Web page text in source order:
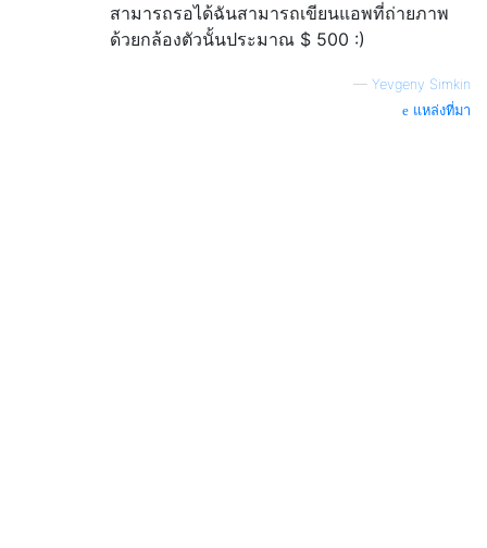
สามารถรอได้ฉันสามารถเขียนแอพที่ถ่ายภาพ
ด้วยกล้องตัวนั้นประมาณ $ 500 :)
— Yevgeny Simkin
แหล่งที่มา